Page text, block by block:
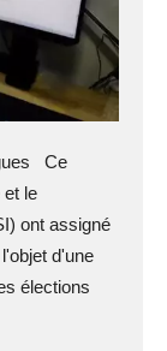
Ce
et le
ont assigné
d'une
élections